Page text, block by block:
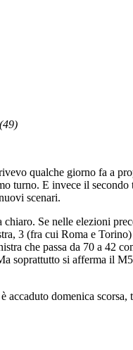
qualche giorno fa a
turno. E invece il
scenari.
Se nelle elezioni
3 (fra cui Roma e
che passa da 70 a 42
soprattutto si afferma il
accaduto domenica